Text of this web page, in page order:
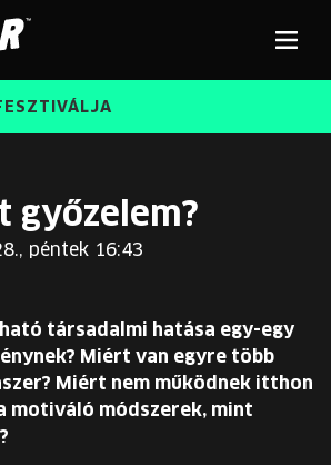
ÉS TANÁRREGISZTRÁCIÓ
győzelem?
péntek 16:43
társadalmi hatása egy-egy
Miért van egyre több
Miért nem működnek itthon
motiváló módszerek, mint